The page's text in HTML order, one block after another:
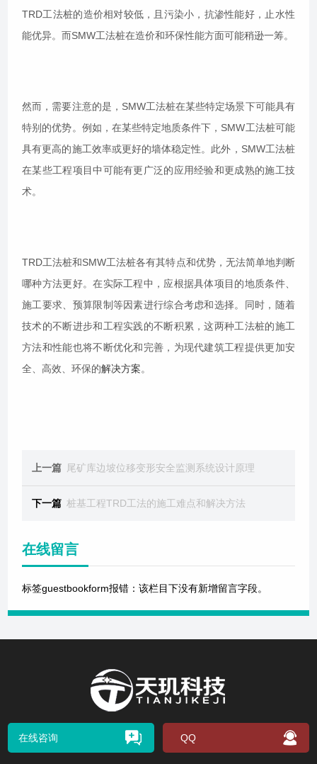
TRD工法桩的造价相对较低，且污染小，抗渗性能好，止水性
能优异。而SMW工法桩在造价和环保性能方面可能稍逊一筹。
然而，需要注意的是，SMW工法桩在某些特定场景下可能具有
特别的优势。例如，在某些特定地质条件下，SMW工法桩可能
具有更高的施工效率或更好的墙体稳定性。此外，SMW工法桩
在某些工程项目中可能有更广泛的应用经验和更成熟的施工技
术。
TRD工法桩和SMW工法桩各有其特点和优势，无法简单地判断
哪种方法更好。在实际工程中，应根据具体项目的地质条件、
施工要求、预算限制等因素进行综合考虑和选择。同时，随着
技术的不断进步和工程实践的不断积累，这两种工法桩的施工
方法和性能也将不断优化和完善，为现代建筑工程提供更加安
全、高效、环保的解决方案。
上一篇 尾矿库边坡位移变形安全监测系统设计原理
下一篇 桩基工程TRD工法的施工难点和解决方法
在线留言
标签guestbookform报错：该栏目下没有新增留言字段。
在线咨询 QQ